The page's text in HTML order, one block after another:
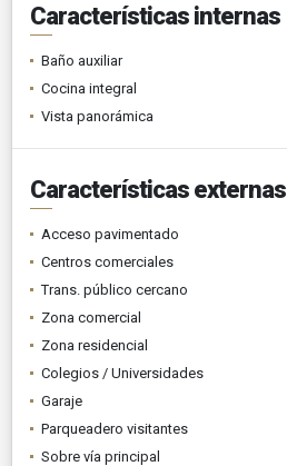
Características internas
Baño auxiliar
Cocina integral
Vista panorámica
Características externas
Acceso pavimentado
Centros comerciales
Trans. público cercano
Zona comercial
Zona residencial
Colegios / Universidades
Garaje
Parqueadero visitantes
Sobre vía principal